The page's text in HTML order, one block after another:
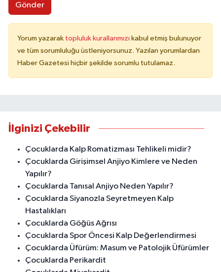
Gönder
Yorum yazarak topluluk kurallarımızı kabul etmiş bulunuyor
ve tüm sorumluluğu üstleniyorsunuz. Yazılan yorumlardan
Haber Gazetesi hiçbir şekilde sorumlu tutulamaz.
İlginizi Çekebilir
Çocuklarda Kalp Romatizması Tehlikeli midir?
Çocuklarda Girişimsel Anjiyo Kimlere ve Neden
Yapılır?
Çocuklarda Tanısal Anjiyo Neden Yapılır?
Çocuklarda Siyanozla Seyretmeyen Kalp
Hastalıkları
Çocuklarda Göğüs Ağrısı
Çocuklarda Spor Öncesi Kalp Değerlendirmesi
Çocuklarda Üfürüm: Masum ve Patolojik Üfürümler
Çocuklarda Perikardit